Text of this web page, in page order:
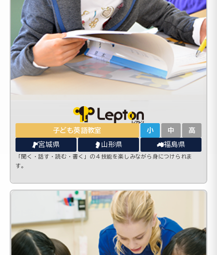
子ども英語教室 小 中 高
宮城県 山形県 福島県
「聞く・話す・読む・書く」の４技能を楽しみながら身につけられま
す。